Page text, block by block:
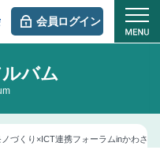
会員ログイン
バム
づくり×ICT連携フォーラムinかわさき